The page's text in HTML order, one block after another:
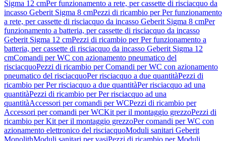
Sigma 12 cmPer funzionamento a rete, per cassette di risciacquo da
incasso Geberit Sigma 8 cmPezzi di ricambio per Per funzionamento
a rete, per cassette di risciacquo da incasso Geberit Sigma 8 cmPer
funzionamento a batteria, per cassette di risciacquo da incasso
Geberit Sigma 12 cmPezzi di ricambio per Per funzionamento a
batteria, per cassette di risciacquo da incasso Geberit Sigma 12
cmComandi per WC con azionamento pneumatico del
risciacquoPezzi di ricambio per Comandi per WC con azionamento
pneumatico del risciacquoPer risciacquo a due quantitàPezzi di
ricambio per Per risciacquo a due quantitàPer risciacquo ad una
quantitàPezzi di ricambio per Per risciacquo ad una
quantitàAccessori per comandi per WCPezzi di ricambio per
Accessori per comandi per WCKit per il montaggio grezzoPezzi di
ricambio per Kit per il montaggio grezzoPer comandi per WC con
azionamento elettronico del risciacquoModuli sanitari Geberit
MonolithModuli sanitari per vasiPezzi di ricambio per Moduli